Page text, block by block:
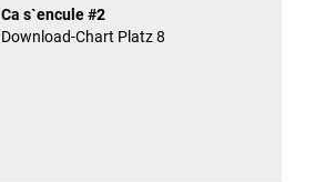
Ca s`encule #2
Download-Chart Platz 8